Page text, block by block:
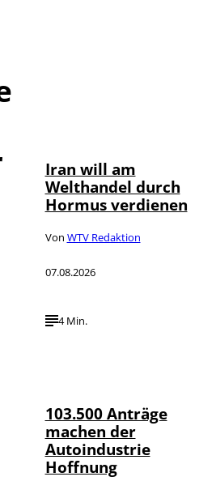
Iran will am
Welthandel durch
Hormus verdienen
Von WTV Redaktion
07.08.2026
4 Min.
103.500 Anträge
machen der
Autoindustrie
Hoffnung